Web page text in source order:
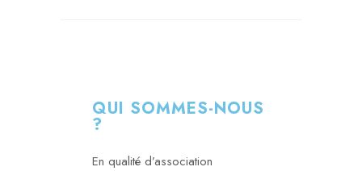
QUI SOMMES-NOUS
?
En qualité d’association